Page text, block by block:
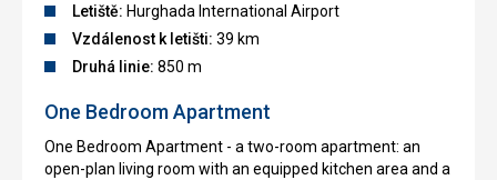
Letiště: Hurghada International Airport
Vzdálenost k letišti: 39 km
Druhá linie: 850 m
One Bedroom Apartment
One Bedroom Apartment - a two-room apartment: an
open-plan living room with an equipped kitchen area and a